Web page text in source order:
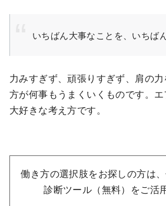
いちばん大事なことを、いちば
力みすぎず、頑張りすぎず、肩の
方が何事もうまくいくものです。
大好きな考え方です。
働き方の選択肢をお探しの方は
診断ツール（無料）をご活